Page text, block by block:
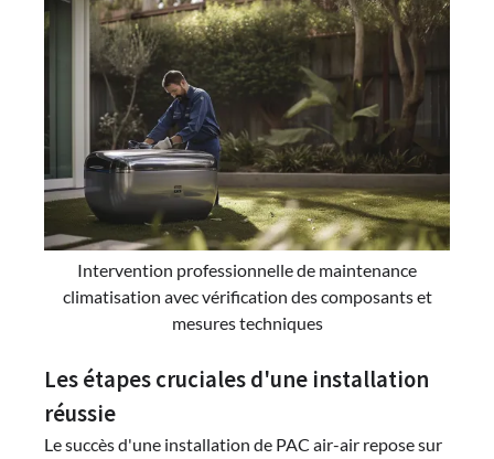
Intervention professionnelle de maintenance
climatisation avec vérification des composants et
mesures techniques
Les étapes cruciales d'une installation
réussie
Le succès d'une installation de PAC air-air repose sur